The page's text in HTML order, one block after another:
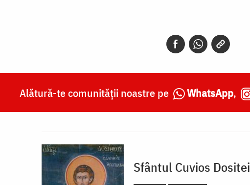
Alătură-te comunității noastre pe WhatsApp,
Sfântul Cuvios Dositei